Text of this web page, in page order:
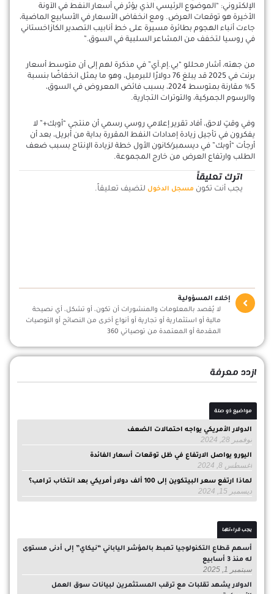
الإلكتروني: “الموضوع الرئيسي الذي يؤثر في أسعار النفط في الآونة
الأخيرة هو توقعات العرض. ومع انخفاض الأسعار في الأسابيع الماضية،
جاءت أنباء الهجوم بطائرة مسيرة على خط أنابيب التصدير الكازاخستاني
في روسيا لتخفف من المشاعر السلبية في السوق.”
من جهته، أشار محللو “بي.إم.آي” في مذكرة لهم إلى أن متوسط ​​أسعار
برنت في 2025 قد يبلغ 76 دولارًا للبرميل، وهو ما يمثل انخفاضًا بنسبة
5% مقارنة بمتوسط 2024، بسبب فائض المعروض في السوق،
والرسوم الجمركية، والتوترات التجارية.
وفي وقتٍ لاحق، أفاد تقرير إعلامي روسي رسمي أن منتجي “أوبك+” لا
يفكرون في تأجيل زيادة إمدادات النفط المقررة بداية من أبريل، بعد أن
أرجأت “أوبك” في ديسمبر/كانون الأول خطة لزيادة الإنتاج بسبب ضعف
الطلب وارتفاع العرض من خارج المجموعة.
اترك تعليقاً
يجب أنت تكون مسجل الدخول لتضيف تعليقاً.
إخلاء المسؤولية
لا يُقصد بالمعلومات والمنشورات أن تكون، أو تشكل، أي نصيحة
مالية أو استثمارية أو تجارية أو أنواع أخرى من النصائح أو التوصيات
المقدمة أو المعتمدة من توصياتي 360
ازدد معرفة
مواضيع ذو صلة
الدولار الأمريكي يواجه احتمالات الضعف
نوفمبر 28, 2024
اليورو يواصل الارتفاع في ظل توقعات أسعار الفائدة
أغسطس 8, 2024
لماذا ارتفع سعر البيتكوين إلى 100 ألف دولار أمريكي بعد انتخاب ترامب؟
ديسمبر 15, 2024
يجب قراءتها
أسهم قطاع التكنولوجيا تهبط بالمؤشر الياباني “نيكاي” إلى أدنى مستوى
له منذ 3 أسابيع
سبتمبر 1, 2025
الدولار يشهد تقلبات مع ترقب المستثمرين لبيانات سوق العمل